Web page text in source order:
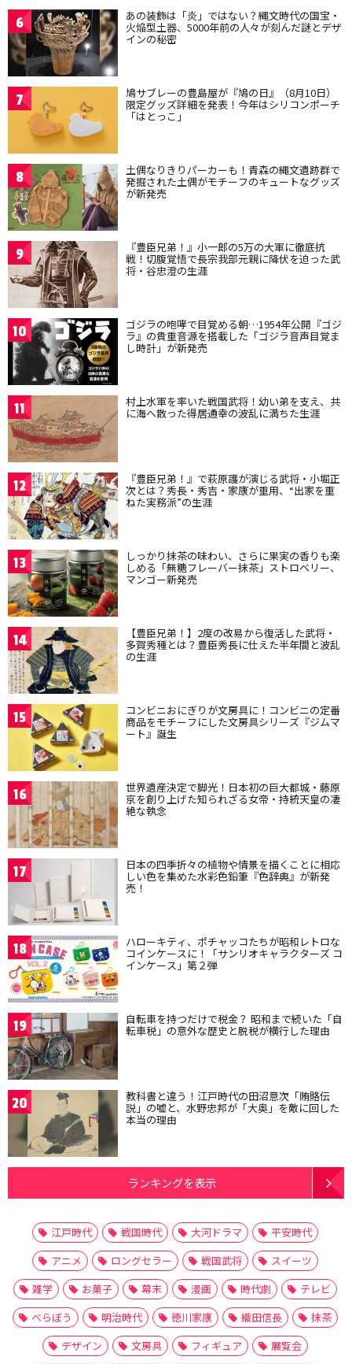
6 あの装飾は「炎」ではない？縄文時代の国宝・
火焔型土器、5000年前の人々が刻んだ謎とデザ
インの秘密
7 鳩サブレーの豊島屋が『鳩の日』（8月10日）
限定グッズ詳細を発表！今年はシリコンポーチ
「はとっこ」
8 土偶なりきりパーカーも！青森の縄文遺跡群で
発掘された土偶がモチーフのキュートなグッズ
が新発売
9 『豊臣兄弟！』小一郎の5万の大軍に徹底抗
戦！切腹覚悟で長宗我部元親に降伏を迫った武
将・谷忠澄の生涯
10 ゴジラの咆哮で目覚める朝…1954年公開『ゴジ
ラ』の貴重音源を搭載した「ゴジラ音声目覚ま
し時計」が新発売
11 村上水軍を率いた戦国武将！幼い弟を支え、共
に海へ散った得居通幸の波乱に満ちた生涯
12 『豊臣兄弟！』で萩原護が演じる武将・小堀正
次とは？秀長・秀吉・家康が重用、“出家を重
ねた実務派”の生涯
13 しっかり抹茶の味わい、さらに果実の香りも楽
しめる「無糖フレーバー抹茶」ストロベリー、
マンゴー新発売
14 【豊臣兄弟！】2度の改易から復活した武将・
多賀秀種とは？豊臣秀長に仕えた半年間と波乱
の生涯
15 コンビニおにぎりが文房具に！コンビニの定番
商品をモチーフにした文房具シリーズ『ジムマ
ート』誕生
16 世界遺産決定で脚光！日本初の巨大都城・藤原
京を創り上げた知られざる女帝・持統天皇の凄
絶な執念
17 日本の四季折々の植物や情景を描くことに相応
しい色を集めた水彩色鉛筆『色辞典』が新発
売！
18 ハローキティ、ポチャッコたちが昭和レトロな
コインケースに！「サンリオキャラクターズ コ
インケース」第２弾
19 自転車を持つだけで税金？ 昭和まで続いた「自
転車税」の意外な歴史と脱税が横行した理由
20 教科書と違う！江戸時代の田沼意次「賄賂伝
説」の嘘と、水野忠邦が「大奥」を敵に回した
本当の理由
ランキングを表示
江戸時代 戦国時代 大河ドラマ
平安時代
アニメ
ロングセラー 戦国武将
スイーツ
雑学
お菓子 幕末 漫画 時代劇
テレビ
べらぼう
明治時代 徳川家康 織田信長
抹茶
デザイン
文房具 フィギュア
展覧会